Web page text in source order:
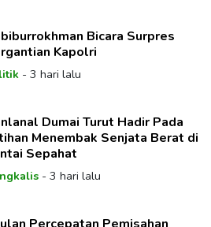
Bicara Surpres
Kapolri
- 3 hari lalu
Dumai Turut Hadir Pada
Menembak Senjata Berat di
Sepahat
- 3 hari lalu
Percepatan Pemisahan